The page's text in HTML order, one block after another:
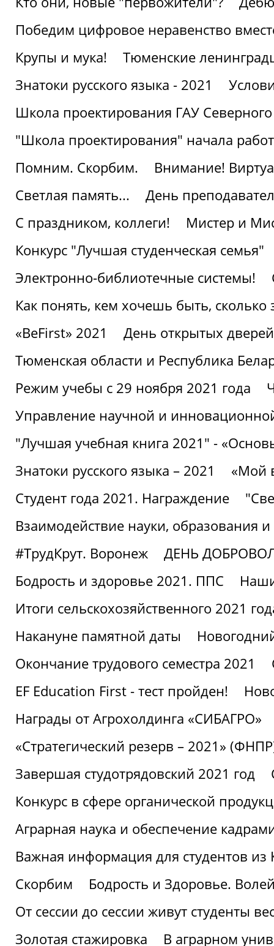
Победим цифровое неравенство
Крупы и мука!
Тюменские
Знатоки русского языка - 2021
Школа проектирования ГАУ
"Школа проектирования" начала
Помним. Скорбим.
Внимание!
Светлая память...
День
С праздником, коллеги!
Мистер и
Конкурс "Лучшая студенческая семья"
Электронно-библиотечные системы!
Как понять, кем хочешь быть, сколько
«BeFirst» 2021
День открытых
Тюменская области и Республика
Режим учебы с 29 ноября 2021 года
Управление научной и
"Лучшая учебная книга 2021" -
Знатоки русского языка – 2021
«Мой
Студент года 2021. Награждение
Взаимодействие науки, образования и
#ТрудКрут. Воронеж
ДЕНЬ
Бодрость и здоровье 2021. ППС
Итоги сельскохозяйственного 2021
Накануне памятной даты
Окончание трудового семестра 2021
EF Education First - тест пройден!
Награды от Агрохолдинга «СИБАГРО»
«Стратегический резерв – 2021»
Завершая студотрядовский 2021 год
Конкурс в сфере органической
Аграрная наука и обеспечение
Важная информация для студентов из
Скорбим
Бодрость и Здоровье.
От сессии до сессии живут студенты
Золотая стажировка
В аграрном